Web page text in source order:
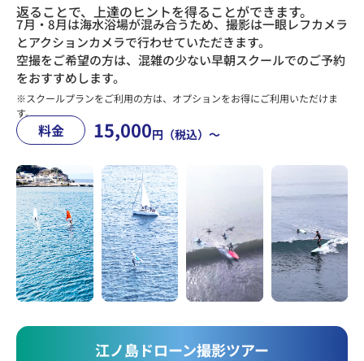
返ることで、上達のヒントを得ることができます。
7月・8月は海水浴場が混み合うため、撮影は一眼レフカメラ
とアクションカメラで行わせていただきます。
空撮をご希望の方は、混雑の少ない早朝スクールでのご予約
をおすすめします。
※スクールプランをご利用の方は、オプションをお得にご利用いただけま
す。
料金 15,000円（税込）〜
江ノ島ドローン撮影ツアー